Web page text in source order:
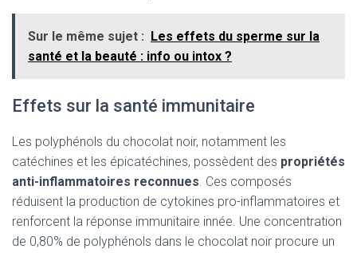
Sur le même sujet : Les effets du sperme sur la
santé et la beauté : info ou intox ?
Effets sur la santé immunitaire
Les polyphénols du chocolat noir, notamment les
catéchines et les épicatéchines, possèdent des propriétés
anti-inflammatoires reconnues. Ces composés
réduisent la production de cytokines pro-inflammatoires et
renforcent la réponse immunitaire innée. Une concentration
de 0,80% de polyphénols dans le chocolat noir procure un